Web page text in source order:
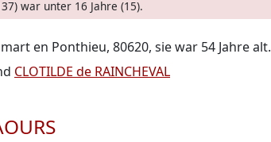
war unter 16 Jahre (15).
en Ponthieu, 80620, sie war 54 Jahre alt.
CLOTILDE de RAINCHEVAL